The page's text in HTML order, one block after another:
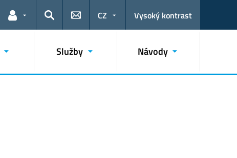
Odkazy pro uživatele
Hledat
CZ Vysoký kontrast
Služby Návody